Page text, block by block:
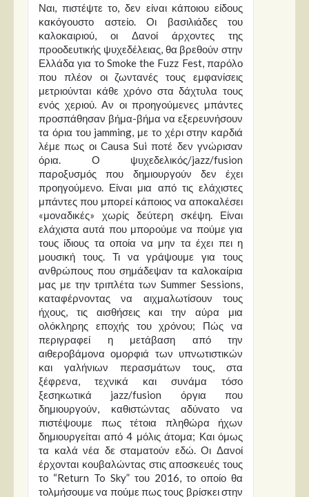
Ναι, πιστέψτε το, δεν είναι κάποιου είδους
κακόγουστο αστείο. Οι βασιλιάδες του
καλοκαιριού, οι Δανοί άρχοντες της
προοδευτικής ψυχεδέλειας, θα βρεθούν στην
Ελλάδα για το Smoke the Fuzz Fest, παρόλο
που πλέον οι ζωντανές τους εμφανίσεις
μετριούνται κάθε χρόνο στα δάχτυλα τους
ενός χεριού. Αν οι προηγούμενες μπάντες
προσπάθησαν βήμα-βήμα να εξερευνήσουν
τα όρια του jamming, με το χέρι στην καρδιά
λέμε πως οι Causa Sui ποτέ δεν γνώρισαν
όρια. Ο ψυχεδελικός/jazz/fusion
παροξυσμός που δημιουργούν δεν έχει
προηγούμενο. Είναι μια από τις ελάχιστες
μπάντες που μπορεί κάποιος να αποκαλέσει
«μοναδικές» χωρίς δεύτερη σκέψη. Είναι
ελάχιστα αυτά που μπορούμε να πούμε για
τους ίδιους τα οποία να μην τα έχει πει η
μουσική τους. Τι να γράψουμε για τους
ανθρώπους που σημάδεψαν τα καλοκαίρια
μας με την τριπλέτα των Summer Sessions,
καταφέρνοντας να αιχμαλωτίσουν τους
ήχους, τις αισθήσεις και την αύρα μια
ολόκληρης εποχής του χρόνου; Πώς να
περιγραφεί η μετάβαση από την
αιθεροβάμονα ομορφιά των υπνωτιστικών
και γαλήνιων περασμάτων τους, στα
ξέφρενα, τεχνικά και συνάμα τόσο
ξεσηκωτικά jazz/fusion όργια που
δημιουργούν, καθιστώντας αδύνατο να
πιστέψουμε πως τέτοια πληθώρα ήχων
δημιουργείται από 4 μόλις άτομα; Και όμως
τα καλά νέα δε σταματούν εδώ. Οι Δανοί
έρχονται κουβαλώντας στις αποσκευές τους
το “Return To Sky” του 2016, το οποίο θα
τολμήσουμε να πούμε πως τους βρίσκει στην